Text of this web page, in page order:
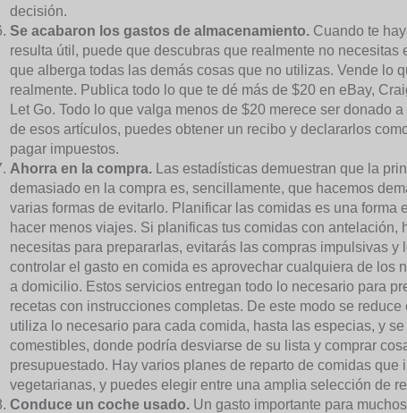
decisión.
Se acabaron los gastos de almacenamiento. Cuando te
resulta útil, puede que descubras que realmente no necesitas
que alberga todas las demás cosas que no utilizas. Vende lo
realmente. Publica todo lo que te dé más de $20 en eBay,
Let Go. Todo lo que valga menos de $20 merece ser donado
de esos artículos, puedes obtener un recibo y declararlos
pagar impuestos.
Ahorra en la compra.
Las estadísticas demuestran que la
demasiado en la compra es, sencillamente, que hacemos
varias formas de evitarlo. Planificar las comidas es una forma
hacer menos viajes. Si planificas tus comidas con antelación,
necesitas para prepararlas, evitarás las compras impulsivas y
controlar el gasto en comida es aprovechar cualquiera de los
a domicilio. Estos servicios entregan todo lo necesario para
recetas con instrucciones completas. De este modo se
utiliza lo necesario para cada comida, hasta las especias, y
comestibles, donde podría desviarse de su lista y comprar
presupuestado. Hay varios planes de reparto de comidas
vegetarianas, y puedes elegir entre una amplia selección de
Conduce un coche usado. Un gasto importante para